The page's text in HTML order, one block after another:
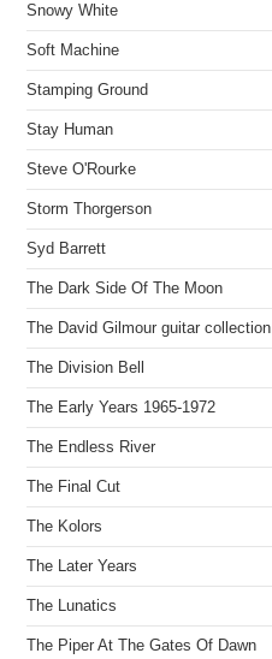
Snowy White
Soft Machine
Stamping Ground
Stay Human
Steve O'Rourke
Storm Thorgerson
Syd Barrett
The Dark Side Of The Moon
The David Gilmour guitar collection
The Division Bell
The Early Years 1965-1972
The Endless River
The Final Cut
The Kolors
The Later Years
The Lunatics
The Piper At The Gates Of Dawn